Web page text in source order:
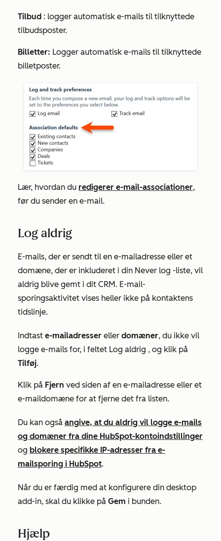
Tilbud : logger automatisk e-mails til tilknyttede
tilbudsposter.
Billetter: Logger automatisk e-mails til tilknyttede
billetposter.
Lær, hvordan du redigerer e-mail-associationer,
før du sender en e-mail.
Log aldrig
E-mails, der er sendt til en e-mailadresse eller et
domæne, der er inkluderet i din Never log -liste, vil
aldrig blive gemt i dit CRM. E-mail-
sporingsaktivitet vises heller ikke på kontaktens
tidslinje.
Indtast e-mailadresser eller domæner, du ikke vil
logge e-mails for, i feltet Log aldrig , og klik på
Tilføj.
Klik på Fjern ved siden af en e-mailadresse eller et
e-maildomæne for at fjerne det fra listen.
Du kan også angive, at du aldrig vil logge e-mails
og domæner fra dine HubSpot-kontoindstillinger
og blokere specifikke IP-adresser fra e-
mailsporing i HubSpot.
Når du er færdig med at konfigurere din desktop
add-in, skal du klikke på Gem i bunden.
Hjælp